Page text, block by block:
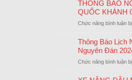
THÔNG BÁO
QUỐC KHÁNH
Chức năng bình luận
Thông Báo Lịch
Nguyên Đán
Chức năng bình luận